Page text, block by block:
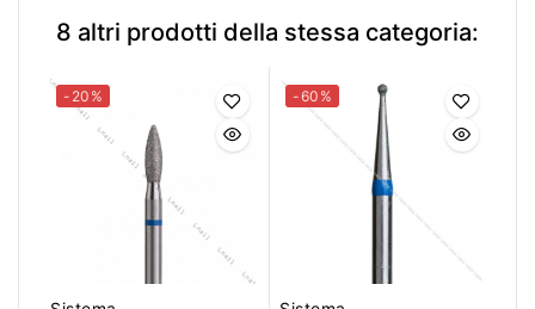
8 altri prodotti della stessa categoria:
-20% -60%